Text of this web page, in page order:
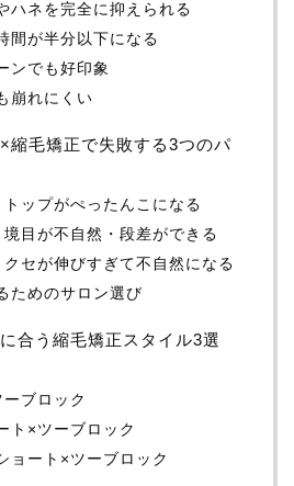
ハネを完全に抑えられる
間が半分以下になる
ンでも好印象
崩れにくい
縮毛矯正で失敗する3つのパ
ップがぺったんこになる
目が不自然・段差ができる
セが伸びすぎて不自然になる
ためのサロン選び
合う縮毛矯正スタイル3選
ブロック
ト×ツーブロック
ョート×ツーブロック